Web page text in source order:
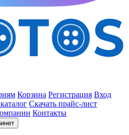
Корзина Регистрация Вход
Скачать прайс-лист
Контакты